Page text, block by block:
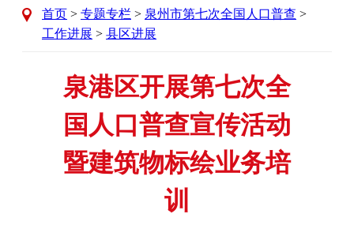
首页 > 专题专栏 > 泉州市第七次全国人口普查 >
工作进展 > 县区进展
泉港区开展第七次全
国人口普查宣传活动
暨建筑物标绘业务培
训